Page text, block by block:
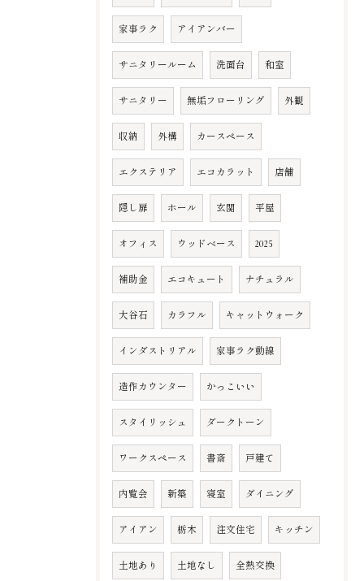
家事ラク アイアンバー
サニタリールーム 洗面台 和室
サニタリー 無垢フローリング 外観
収納 外構 カースペース
エクステリア エコカラット 店舗
隠し扉 ホール 玄関 平屋
オフィス ウッドベース 2025
補助金 エコキュート ナチュラル
大谷石 カラフル キャットウォーク
インダストリアル 家事ラク動線
造作カウンター かっこいい
スタイリッシュ ダークトーン
ワークスペース 書斎 戸建て
内覧会 新築 寝室 ダイニング
アイアン 栃木 注文住宅 キッチン
土地あり 土地なし 全熱交換